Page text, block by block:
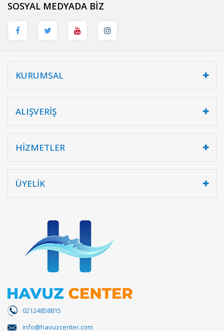
SOSYAL MEDYADA BİZ
KURUMSAL
ALIŞVERİŞ
HİZMETLER
ÜYELİK
02124858815
info@havuzcenter.com